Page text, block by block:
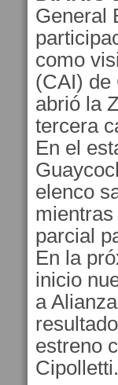
General
como
(CAI) de
abrió la
tercera
En el
elenco
parcial
En la
inicio
a
estreno
Cipolletti.